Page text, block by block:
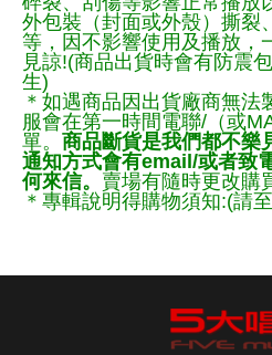
外包裝（封面或外殼）撕裂
等，因不影響使用及播放，
見諒!(商品出貨時會有防震
生)
＊如遇商品因出貨廠商無法
服會在第一時間電聯/（或
單。 商品斷貨是我們都不樂
通知方式會有email/或者致
何來信。 賣場有隨時更改購
＊專輯說明得購物須知:(請